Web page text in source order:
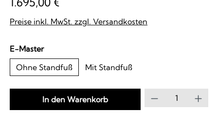
Preise inkl. MwSt. zzgl. Versandkosten
E-Masterauswählen
Ohne Standfuß
Mit Standfuß
Produkt
In den Warenkorb